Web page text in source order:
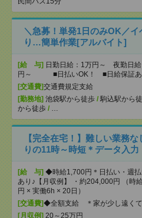
＼急募！単発1日のみOK／
り…簡単作業[アルバイト]
[給 与] 日勤日給：1万円～ 夜勤日
円～ ■日払いOK！ ■日給保証あ
[交通費]交通費規定支給
[勤務地] 池袋駅から徒歩 / 駒込駅から
から徒歩 / …
【完全在宅！】難しい業務
りの11時～時短＊データ入
[給 与] ◆時給1,700円＊日払い・週払
あり♪【月収例】 ・約204,000円 （時
円 × 実働6h × 20日）
[交通費]◆全額支給 ＊家が少し遠くて
[月収例] 20～25万円